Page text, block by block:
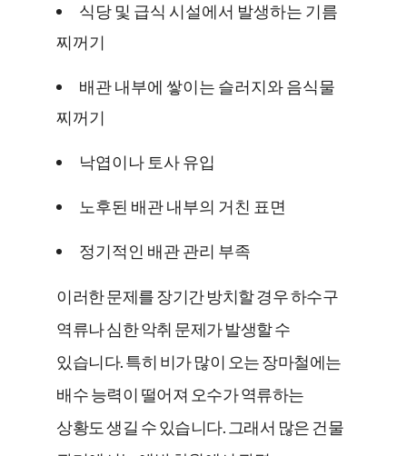
식당 및 급식 시설에서 발생하는 기름
찌꺼기
배관 내부에 쌓이는 슬러지와 음식물
찌꺼기
낙엽이나 토사 유입
노후된 배관 내부의 거친 표면
정기적인 배관 관리 부족
이러한 문제를 장기간 방치할 경우 하수구
역류나 심한 악취 문제가 발생할 수
있습니다. 특히 비가 많이 오는 장마철에는
배수 능력이 떨어져 오수가 역류하는
상황도 생길 수 있습니다. 그래서 많은 건물